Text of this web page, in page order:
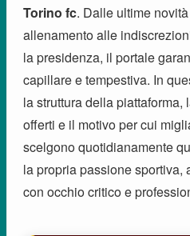
Torino fc. Dalle ultime
allenamento alle
la presidenza, il portale
capillare e tempestiva. In
la struttura della piattaforma,
offerti e il motivo per cui
scelgono quotidianamente
la propria passione
con occhio critico e